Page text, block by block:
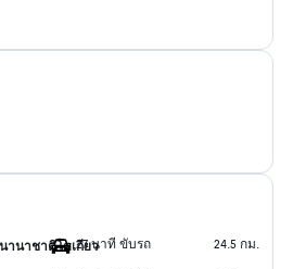
านาชาติโตเกียว27 นาที ขับรถ 24.5 กม.